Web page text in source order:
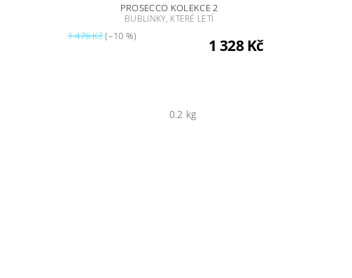
PROSECCO KOLEKCE 2
BUBLINKY, KTERÉ LETÍ
1 476 Kč(–10 %) 1 328 Kč
0.2 kg